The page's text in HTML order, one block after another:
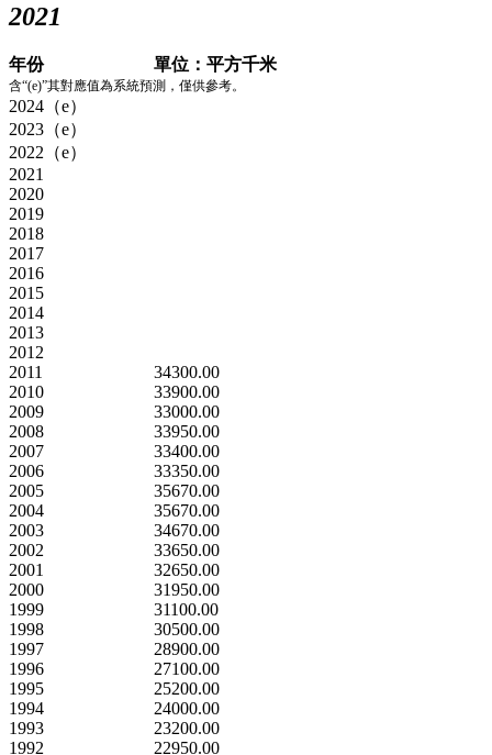
2021
年份 單位：平方千米
含“(e)”其對應值為系統預測，僅供參考。
2024（e）
2023（e）
2022（e）
2021
2020
2019
2018
2017
2016
2015
2014
2013
2012
2011
34300.00
2010
33900.00
2009
33000.00
2008
33950.00
2007
33400.00
2006
33350.00
2005
35670.00
2004
35670.00
2003
34670.00
2002
33650.00
2001
32650.00
2000
31950.00
1999
31100.00
1998
30500.00
1997
28900.00
1996
27100.00
1995
25200.00
1994
24000.00
1993
23200.00
1992
22950.00